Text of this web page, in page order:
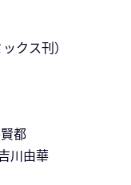
クス刊）
都
川由華